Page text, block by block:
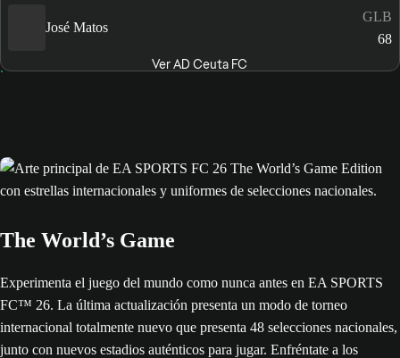
José Matos
GLB
68
Ver AD Ceuta FC
The World’s Game
Experimenta el juego del mundo como nunca antes en EA SPORTS
FC™ 26. La última actualización presenta un modo de torneo
internacional totalmente nuevo que presenta 48 selecciones nacionales,
junto con nuevos estadios auténticos para jugar. Enfréntate a los